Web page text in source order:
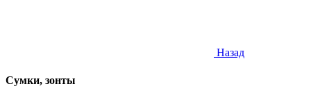
Назад
Сумки, зонты